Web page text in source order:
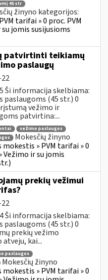
45 str
žinyno kategorijos:
tarifai » 0 proc. PVM
jomis susijusioms
patvirtinti teikiamų
paslaugų
Ši informacija skelbiama:
paslaugoms (45 str.) 0
vežimo ir
patvirtina:...
vežimo paslaugos
Mokesčių žinyno
» PVM tarifai » 0
Vežimo ir su jomis
prekių vežimui
Ši informacija skelbiama:
paslaugoms (45 str.) 0
prekių vežimo
kai...
paslaugos
Mokesčių žinyno
» PVM tarifai » 0